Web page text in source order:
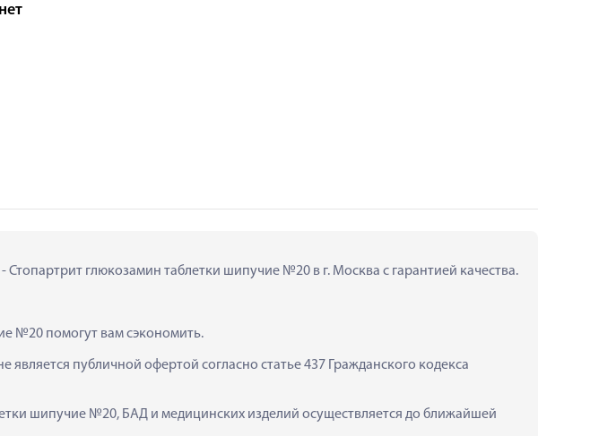
глюкозамин таблетки шипучие №20 в г. Москва с гарантией качества.
№20 помогут вам сэкономить.
публичной офертой согласно статье 437 Гражданского кодекса
шипучие №20, БАД и медицинских изделий осуществляется до ближайшей